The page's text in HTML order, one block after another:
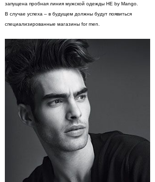
запущена пробная линия мужской одежды HE by Mango.
В случае успеха – в будущем должны будут появиться
специализированные магазины for men.